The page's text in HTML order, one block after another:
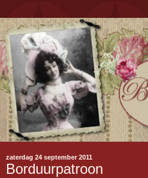
zaterdag 24 september 2011
Borduurpatroon